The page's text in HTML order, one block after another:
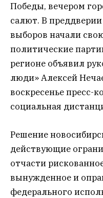
Победы, вечером
салют. В
выборов начали
политические
регионе объявил
люди» Алексей
воскресенье пресс-
социальная
Решение
действующие
отчасти
вынужденное и
федерального